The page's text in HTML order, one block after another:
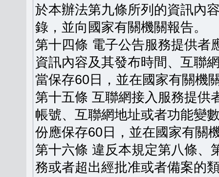
於本辦法第九條所列的資訊內
錄，並向國家有關機關報告。
第十四條 電子公告服務提供者
資訊內容及其發布時間、互聯
當保存60日，並在國家有關機
第十五條 互聯網接入服務提供
帳號、互聯網地址或者功能變
份應保存60日，並在國家有關
第十六條 違反本規定第八條、
務或者超出經批准或者備案的